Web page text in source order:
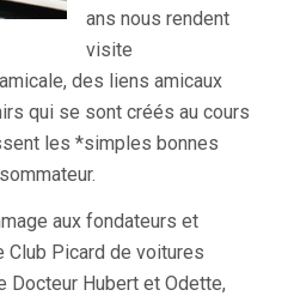
ans nous rendent
visite
des liens amicaux
qui se sont créés au cours
les *simples bonnes
aux fondateurs et
Picard de voitures
Docteur Hubert et Odette,